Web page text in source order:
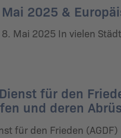
2025 &
Mai 2025 In vielen
für den
und deren
für den Frieden